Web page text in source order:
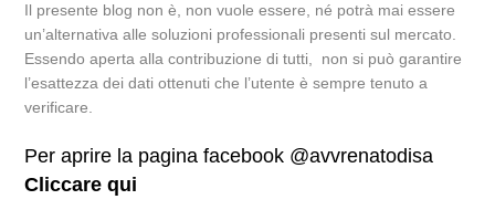
Il presente blog non è, non vuole essere, né potrà mai essere
un’alternativa alle soluzioni professionali presenti sul mercato.
Essendo aperta alla contribuzione di tutti, non si può garantire
l’esattezza dei dati ottenuti che l’utente è sempre tenuto a
verificare.
Per aprire la pagina facebook @avvrenatodisa
Cliccare qui